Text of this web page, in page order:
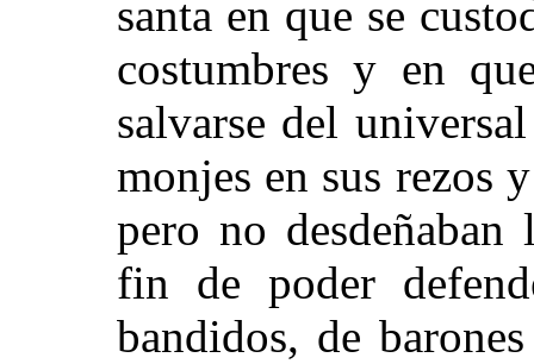
santa en que se
costumbres y en
salvarse del
monjes en sus rezos
pero no
fin de poder
bandidos, de